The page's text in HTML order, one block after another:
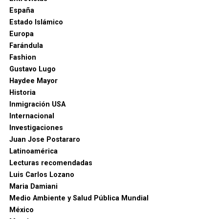
brasileño, uno de los padres del bossa nova. 6 de julio.
H. Ross Perot, 89. Multimillonario que hizo olas
postulándose dos veces a la presidencia de Estados
Unidos como independiente. 9 de julio.
Fernando De la Rúa, 81. Expresidente argentino que
sumió al país en la peor crisis económica de su historia.
España
Estado Islámico
Europa
Farándula
Fashion
Gustavo Lugo
Haydee Mayor
Historia
Inmigración USA
Internacional
Investigaciones
Juan Jose Postararo
Latinoamérica
Lecturas recomendadas
Luis Carlos Lozano
Maria Damiani
Medio Ambiente y Salud Pública Mundial
México